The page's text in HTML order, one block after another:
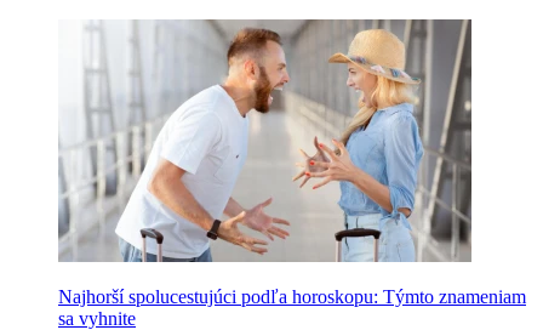
Najhorší spolucestujúci podľa horoskopu: Týmto znameniam
sa vyhnite